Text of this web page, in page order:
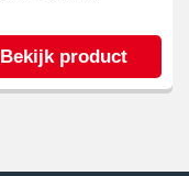
Bekijk product